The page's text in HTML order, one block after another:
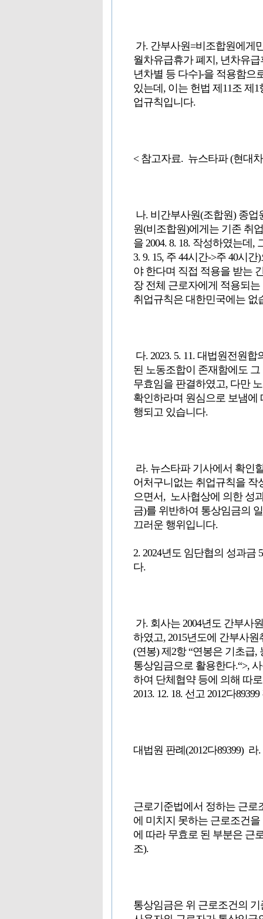
가. 간부사원=비조합원에게
월차유급휴가 폐지, 년차유
년차별 등 다수]-을 적용함으
있는데, 이는 헌법 제11조 제
업규칙입니다.
< 참고자료. 뉴스타파 (현대
나. 비간부사원(조합원) 종
원(비조합원)에게는 기존 취
을 2004. 8. 18. 작성하였는데,
3. 9. 15, 주 44시간->주 40시
야 한다며 직접 적용을 받는
장 전체 근로자에게 적용되
취업규칙은 대한민국에는
다. 2023. 5. 11. 대법원전원
된 노동조합이 존재함에도
무효임을 판결하였고, 다만
확인하라며 원심으로 보냄에
행되고 있습니다.
라. 뉴스타파 기사에서 확인
어처구니없는 취업규칙을 작
으면서, 노사협상에 의한 성
금)를 위반하여 통상임금의
끄러운 행위입니다.
2. 2024년도 임단협의 성과금
다.
가. 회사는 2004년도 간부사
하였고, 2015년도에 간부사
(연봉) 제2항 “연봉은 기초급
통상임금으로 활용한다.“>,
하여 단체협약 등에 의해 따
2013. 12. 18. 선고 2012다
대법원 판례(2012다89399)
근로기준법에서 정하는 근로
에 미치지 못하는 근로조건
에 따라 무효로 된 부분은 근
조).
통상임금은 위 근로조건의